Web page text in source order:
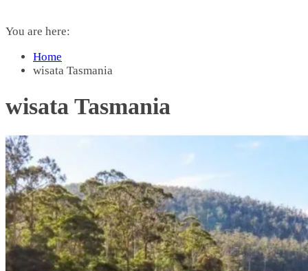
You are here:
Home
wisata Tasmania
wisata Tasmania